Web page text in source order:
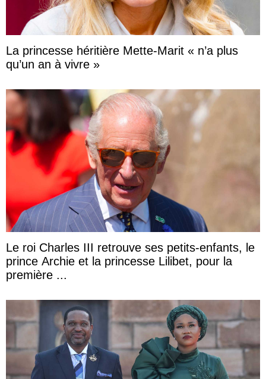
La princesse héritière Mette-Marit « n’a plus
qu’un an à vivre »
Le roi Charles III retrouve ses petits-enfants, le
prince Archie et la princesse Lilibet, pour la
première ...